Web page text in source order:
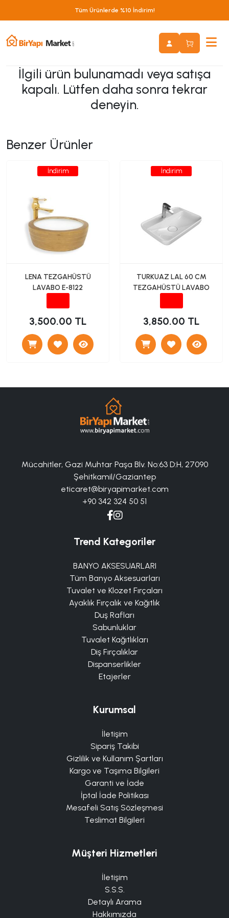
Tüm Ürünlerde %10 İndirim!
İlgili ürün bulunamadı veya satışa
kapalı. Lütfen daha sonra tekrar
deneyin.
Benzer Ürünler
İndirim
LENA TEZGAHÜSTÜ
LAVABO E-8122
3,500.00 TL
İndirim
TURKUAZ LAL 60 CM
TEZGAHÜSTÜ LAVABO
3,850.00 TL
Mücahitler, Gazi Muhtar Paşa Blv. No:63 D:H, 27090
Şehitkamil/Gaziantep
eticaret@biryapimarket.com
+90 342 324 50 51
Trend Kategoriler
BANYO AKSESUARLARI
Tüm Banyo Aksesuarları
Tuvalet ve Klozet Fırçaları
Ayaklık Fırçalık ve Kağıtlık
Duş Rafları
Sabunluklar
Tuvalet Kağıtlıkları
Diş Fırçalıklar
Dispanserlikler
Etajerler
Kurumsal
İletişim
Sipariş Takibi
Gizlilik ve Kullanım Şartları
Kargo ve Taşıma Bilgileri
Garanti ve İade
İptal İade Politikası
Mesafeli Satış Sözleşmesi
Teslimat Bilgileri
Müşteri Hizmetleri
İletişim
S.S.S.
Detaylı Arama
Hakkımızda